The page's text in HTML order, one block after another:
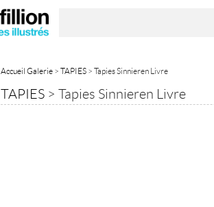
Accueil Galerie >TAPIES > Tapies Sinnieren Livre
TAPIES >Tapies Sinnieren Livre